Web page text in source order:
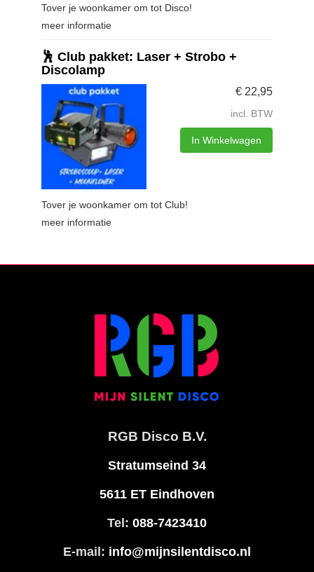
Tover je woonkamer om tot Disco!
meer informatie
🕺 Club pakket: Laser + Strobo +
Discolamp
€ 22,95
incl. BTW
In Winkelwagen
Tover je woonkamer om tot Club!
meer informatie
RGB Disco B.V.
Stratumseind 34
5611 ET Eindhoven
Tel: 088-7423410
E-mail: info@mijnsilentdisco.nl